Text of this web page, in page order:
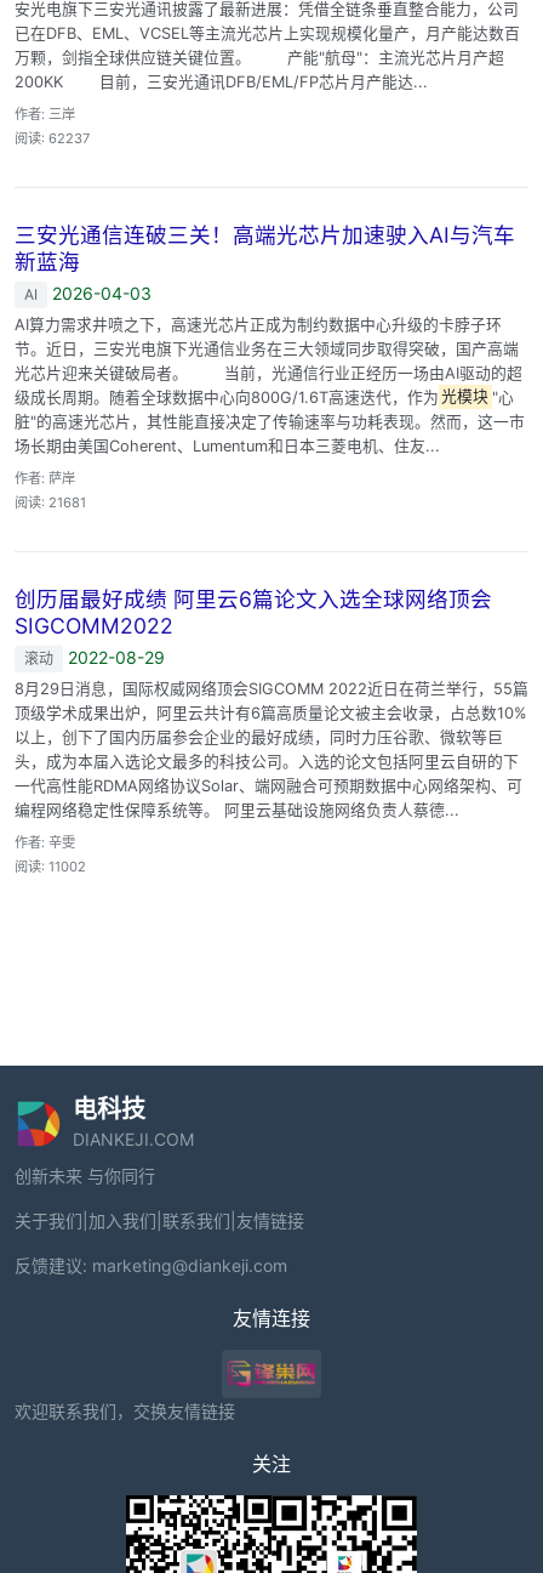
安光电旗下三安光通讯披露了最新进展：凭借全链条垂直整合能力，公司
已在DFB、EML、VCSEL等主流光芯片上实现规模化量产，月产能达数百
万颗，剑指全球供应链关键位置。 产能"航母"：主流光芯片月产超
200KK 目前，三安光通讯DFB/EML/FP芯片月产能达...
作者: 三岸
阅读: 62237
三安光通信连破三关！高端光芯片加速驶入AI与汽车
新蓝海
AI 2026-04-03
AI算力需求井喷之下，高速光芯片正成为制约数据中心升级的卡脖子环
节。近日，三安光电旗下光通信业务在三大领域同步取得突破，国产高端
光芯片迎来关键破局者。 当前，光通信行业正经历一场由AI驱动的超
级成长周期。随着全球数据中心向800G/1.6T高速迭代，作为 光模块 "心
脏"的高速光芯片，其性能直接决定了传输速率与功耗表现。然而，这一市
场长期由美国Coherent、Lumentum和日本三菱电机、住友...
作者: 萨岸
阅读: 21681
创历届最好成绩 阿里云6篇论文入选全球网络顶会
SIGCOMM2022
滚动 2022-08-29
8月29日消息，国际权威网络顶会SIGCOMM 2022近日在荷兰举行，55篇
顶级学术成果出炉，阿里云共计有6篇高质量论文被主会收录，占总数10%
以上，创下了国内历届参会企业的最好成绩，同时力压谷歌、微软等巨
头，成为本届入选论文最多的科技公司。入选的论文包括阿里云自研的下
一代高性能RDMA网络协议Solar、端网融合可预期数据中心网络架构、可
编程网络稳定性保障系统等。 阿里云基础设施网络负责人蔡德...
作者: 辛雯
阅读: 11002
电科技
DIANKEJI.COM
创新未来 与你同行
关于我们 加入我们 联系我们 友情链接
反馈建议: marketing@diankeji.com
友情连接
欢迎联系我们，交换友情链接
关注